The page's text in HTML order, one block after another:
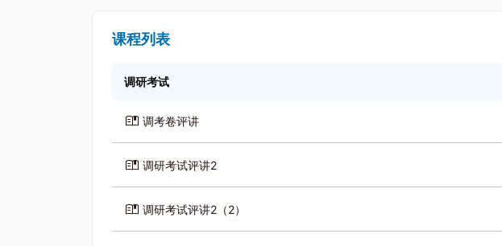
课程列表
调研考试
调考卷评讲
调研考试评讲2
调研考试评讲2（2）